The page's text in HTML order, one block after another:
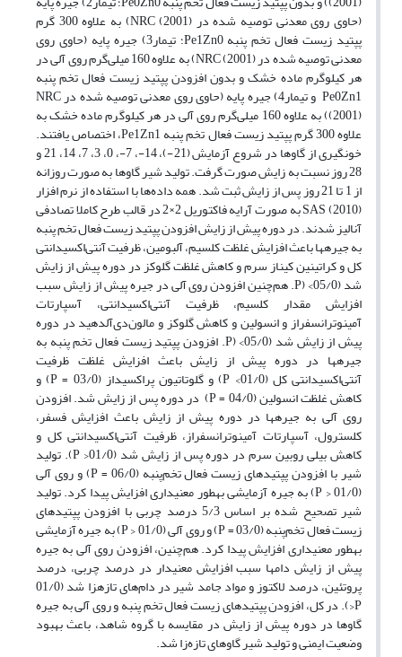
(حاوی روی معدنی توصیه شده در NRC (2001)) به علاوه 300 گرم
پپتید زیست فعال تخم پنبه Pe1Zn0؛ تیمار3) جیره پایه (حاوی روی
معدنی توصیه شده در NRC (2001)) به علاوه 160 میلی‌گرم روی آلی در
هر کیلوگرم ماده خشک و بدون افزودن پپتید زیست فعال تخم پنبه
Pe0Zn1 و تیمار4) جیره پایه (حاوی روی معدنی توصیه شده در NRC
(2001)) به علاوه 160 میلی‌گرم روی آلی در هر کیلوگرم ماده خشک به
علاوه 300 گرم پپتید زیست فعال تخم پنبه Pe1Zn1، اختصاص یافتند.
خون­گیری از گاوها در شروع آزمایش (21-)، 14-، 7-، 0، 3، 7، 14، 21 و
28 روز نسبت به زایش صورت گرفت. تولید شیر گاوها به صورت روزانه
از 1 تا 21 روز پس از زایش ثبت شد. همه داده‌ها با استفاده از نرم افزار
SAS (2010) به صورت آرایه فاکتوریل 2×2 در قالب طرح کاملا تصادفی
آنالیز شدند. در دوره پیش از زایش افزودن پپتید زیست فعال تخم پنبه
به جیره­ها باعث افزایش غلظت کلسیم، آلبومین، ظرفیت آنتی‌اکسیدانتی
کل و کراتینین کیناز سرم و کاهش غلظت گلوکز در دوره پیش از زایش
شد (05/0> (P. هم‌چنین افزودن روی آلی در جیره پیش از زایش سبب
افزایش مقدار کلسیم، ظرفیت آنتی‌اکسیدانتی، آسپارتات
آمینوترانسفراز و انسولین و کاهش گلوکز و مالون‌دی‌آلدهید در دوره
پیش از زایش شد (05/0> (P. افزودن پپتید زیست فعال تخم پنبه به
جیره­ها در دوره پیش از زایش باعث افزایش غلظت ظرفیت
آنتی‌اکسیدانتی کل (01/0> P) و گلوتاتیون پراکسیداز (03/0 = P) و
کاهش غلظت انسولین (04/0 = P) در دوره پس از زایش شد. افزودن
روی آلی به جیره­ها در دوره پیش از زایش باعث افزایش فسفر،
کلسترول، آسپارتات آمینوترانسفراز، ظرفیت آنتی‌اکسیدانتی کل و
کاهش بیلی روبین سرم در دوره پس از زایش شد (01/0< P). تولید
شیر با افزودن پپتیدهای زیست فعال تخم‌پنبه (06/0 = P) و روی آلی
(01/0 < P) به جیره آزمایشی به­طور معنی­داری افزایش پیدا کرد. تولید
شیر تصحیح شده بر اساس 5/3 درصد چربی با افزودن پپتیدهای
زیست فعال تخم‌پنبه (03/0 = P) و روی آلی (01/0 < P) به جیره آزمایشی
به­طور معنی­داری افزایش پیدا کرد. هم‌چنین، افزودن روی آلی به جیره
پیش از زایش دام­ها سبب افزایش معنی­دار در درصد چربی، درصد
پروتئین، درصد لاکتوز و مواد جامد شیر در دام‌های تازه­زا شد (01/0
P<). در کل، افزودن پپتیدهای زیست فعال تخم پنبه و روی آلی به جیره
گاوها در دوره پیش از زایش در مقایسه با گروه شاهد، باعث بهبود
وضعیت ایمنی و تولید شیر گاوهای تازه‌زا شد.